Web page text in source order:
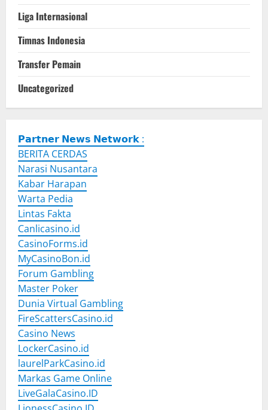
Liga Internasional
Timnas Indonesia
Transfer Pemain
Uncategorized
𝗣𝗮𝗿𝘁𝗻𝗲𝗿 𝗡𝗲𝘄𝘀 𝗡𝗲𝘁𝘄𝗼𝗿𝗸 :
BERITA CERDAS
Narasi Nusantara
Kabar Harapan
Warta Pedia
Lintas Fakta
Canlicasino.id
CasinoForms.id
MyCasinoBon.id
Forum Gambling
Master Poker
Dunia Virtual Gambling
FireScattersCasino.id
Casino News
LockerCasino.id
laurelParkCasino.id
Markas Game Online
LiveGalaCasino.ID